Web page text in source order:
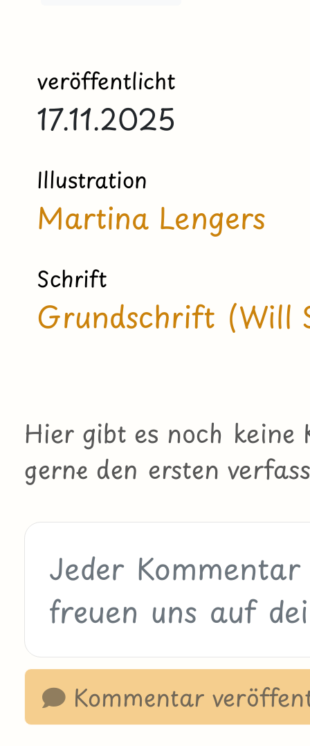
veröffentlicht
17.11.2025
Illustration
Martina Lengers
Schrift
Grundschrift (Will
Hier gibt es noch keine
gerne den ersten
Kommentar